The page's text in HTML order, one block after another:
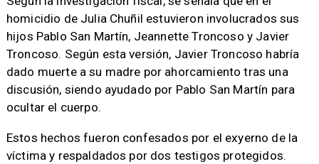
homicidio de Julia Chuñil estuvieron involucrados sus
hijos Pablo San Martín, Jeannette Troncoso y Javier
Troncoso. Según esta versión, Javier Troncoso habría
dado muerte a su madre por ahorcamiento tras una
discusión, siendo ayudado por Pablo San Martín para
ocultar el cuerpo.
Estos hechos fueron confesados por el exyerno de la
víctima y respaldados por dos testigos protegidos.